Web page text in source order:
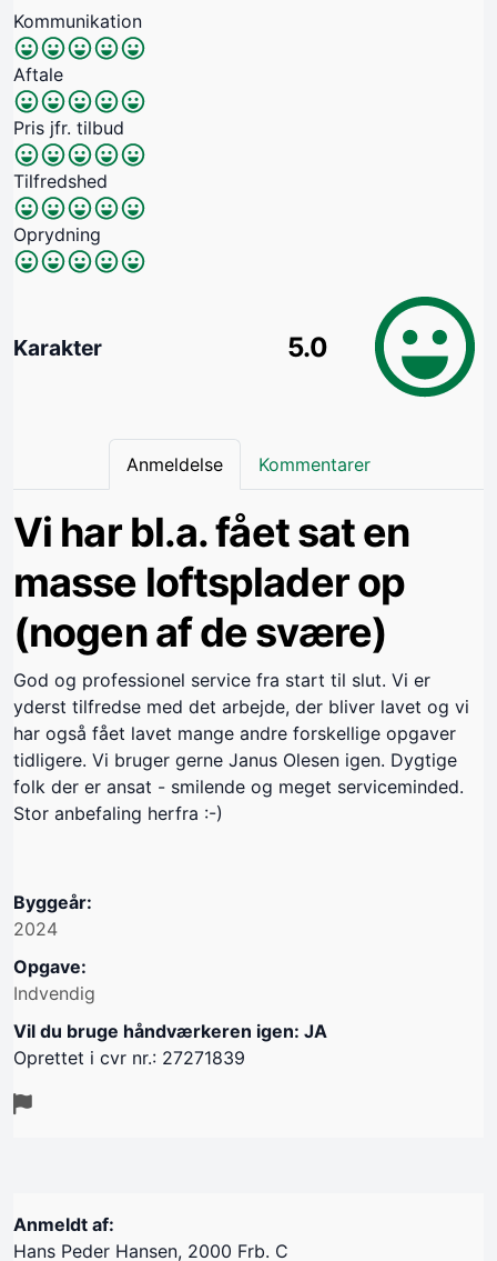
Kommunikation
Aftale
Pris jfr. tilbud
Tilfredshed
Oprydning
Karakter 5.0
Anmeldelse Kommentarer
Vi har bl.a. fået sat en
masse loftsplader op
(nogen af de svære)
God og professionel service fra start til slut. Vi er
yderst tilfredse med det arbejde, der bliver lavet og vi
har også fået lavet mange andre forskellige opgaver
tidligere. Vi bruger gerne Janus Olesen igen. Dygtige
folk der er ansat - smilende og meget serviceminded.
Stor anbefaling herfra :-)
Byggeår:
2024
Opgave:
Indvendig
Vil du bruge håndværkeren igen: JA
Oprettet i cvr nr.: 27271839
Anmeldt af:
Hans Peder Hansen, 2000 Frb. C